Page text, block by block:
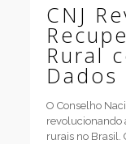
CNJ
Rural
O Conselho
revolucionando
rurais no Brasil.